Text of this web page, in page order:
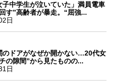
子中学生が泣いていた」満員電車
す”高齢者が暴走。“屈強...
日
のドアがなぜか開かない…20代女
の隙間”から見たものの...
日